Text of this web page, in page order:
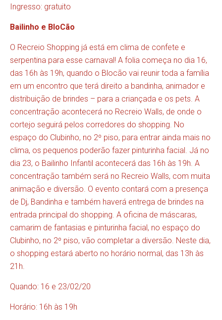
Ingresso: gratuito
Bailinho e BloCão
O Recreio Shopping já está em clima de confete e
serpentina para esse carnaval! A folia começa no dia 16,
das 16h às 19h, quando o Blocão vai reunir toda a família
em um encontro que terá direito a bandinha, animador e
distribuição de brindes – para a criançada e os pets. A
concentração acontecerá no Recreio Walls, de onde o
cortejo seguirá pelos corredores do shopping. No
espaço do Clubinho, no 2º piso, para entrar ainda mais no
clima, os pequenos poderão fazer pinturinha facial. Já no
dia 23, o Bailinho Infantil acontecerá das 16h às 19h. A
concentração também será no Recreio Walls, com muita
animação e diversão. O evento contará com a presença
de Dj, Bandinha e também haverá entrega de brindes na
entrada principal do shopping. A oficina de máscaras,
camarim de fantasias e pinturinha facial, no espaço do
Clubinho, no 2º piso, vão completar a diversão. Neste dia,
o shopping estará aberto no horário normal, das 13h às
21h.
Quando: 16 e 23/02/20
Horário: 16h às 19h